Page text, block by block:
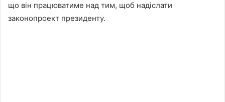
що він працюватиме над тим, щоб надіслати
законопроект президенту.